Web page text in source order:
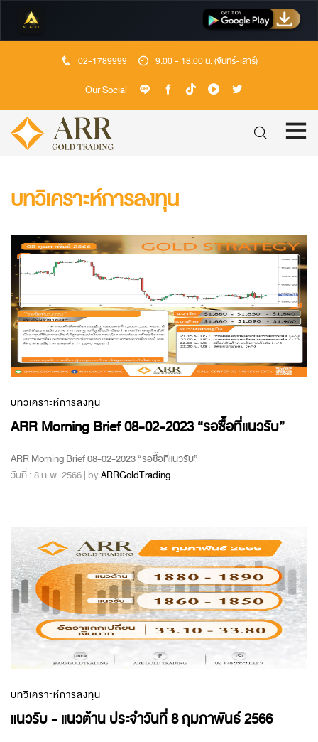
02-1789999 9.00 - 18.00 น. (จันทร์-เสาร์)
Our Social
บทวิเคราะห์การลงทุน
บทวิเคราะห์การลงทุน
ARR Morning Brief 08-02-2023 “รอซื้อที่แนวรับ”
ARR Morning Brief 08-02-2023 “รอซื้อที่แนวรับ”
วันที่ : 8 ก.พ. 2566 | byARRGoldTrading
บทวิเคราะห์การลงทุน
แนวรับ - แนวต้าน ประจำวันที่ 8 กุมภาพันธ์ 2566